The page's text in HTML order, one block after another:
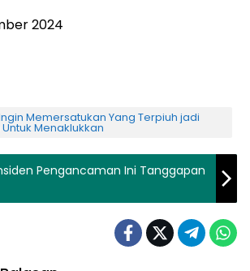
2024
Memersatukan Yang Terpiuh jadi
Menaklukkan
Pengancaman Ini Tanggapan